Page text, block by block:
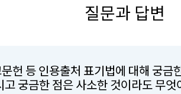
질문과 답변
헌 등 인용출처 표기법에 대해 궁금
고 궁금한 점은 사소한 것이라도 무